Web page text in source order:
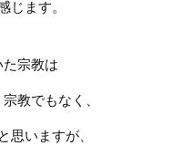
じます。
宗教は
教でもなく、
思いますが、